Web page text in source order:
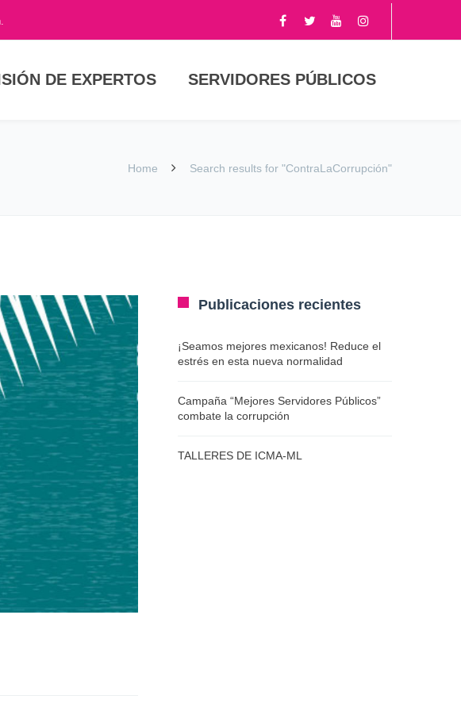
DE EXPERTOS SERVIDORES PÚBLICOS
Home Search results for "ContraLaCorrupción"
Publicaciones recientes
¡Seamos mejores mexicanos! Reduce el
estrés en esta nueva normalidad
Campaña “Mejores Servidores Públicos”
combate la corrupción
TALLERES DE ICMA-ML